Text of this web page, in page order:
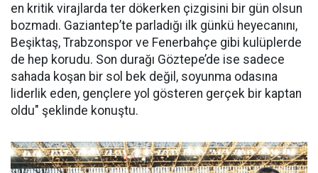
en kritik virajlarda ter dökerken çizgisini bir gün olsun
bozmadı. Gaziantep’te parladığı ilk günkü heyecanını,
Beşiktaş, Trabzonspor ve Fenerbahçe gibi kulüplerde
de hep korudu. Son durağı Göztepe’de ise sadece
sahada koşan bir sol bek değil, soyunma odasına
liderlik eden, gençlere yol gösteren gerçek bir kaptan
oldu" şeklinde konuştu.